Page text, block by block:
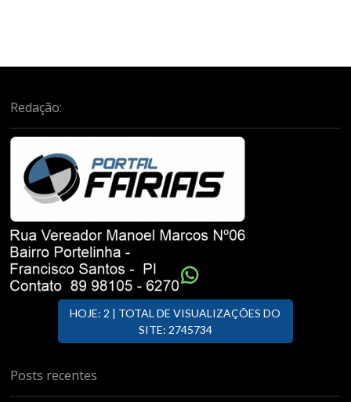
Redação:
HOJE: 2 | TOTAL DE VISUALIZAÇÕES DO
SITE: 2745734
Posts recentes